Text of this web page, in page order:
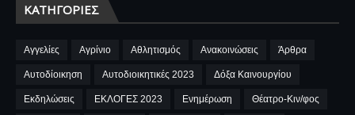
ΚΑΤΗΓΟΡΊΕΣ
Αγγελίες Αγρίνιο Αθλητισμός Ανακοινώσεις Άρθρα
Αυτοδίοικηση Αυτοδιοικητικές 2023 Δόξα Καινουργίου
Εκδηλώσεις ΕΚΛΟΓΕΣ 2023 Ενημέρωση Θέατρο-Κιν/φος